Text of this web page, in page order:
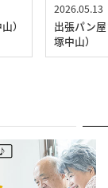
）
2026.05.13
出張パン
塚中山）